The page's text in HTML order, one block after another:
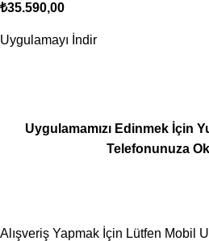
₺35.590,00
Uygulamayı İndir
Uygulamamızı Edinmek İçin
Telefonunuza
Alışveriş Yapmak İçin Lütfen Mobil